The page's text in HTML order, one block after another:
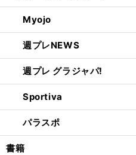
Myojo
週プレNEWS
週プレ グラジャパ!
Sportiva
パラスポ
書籍